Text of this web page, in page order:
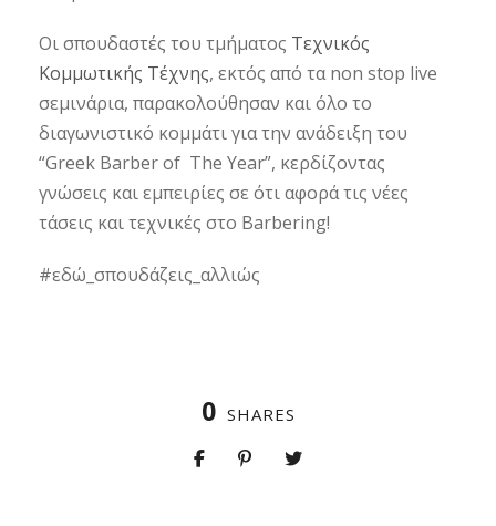
Οι σπουδαστές του τμήματος Τεχνικός
Κομμωτικής Τέχνης, εκτός από τα non stop live
σεμινάρια, παρακολούθησαν και όλο το
διαγωνιστικό κομμάτι για την ανάδειξη του
“Greek Barber of The Year”, κερδίζοντας
γνώσεις και εμπειρίες σε ότι αφορά τις νέες
τάσεις και τεχνικές στο Barbering!
#εδώ_σπουδάζεις_αλλιώς
0 SHARES